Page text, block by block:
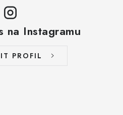
na Instagramu
PROFIL